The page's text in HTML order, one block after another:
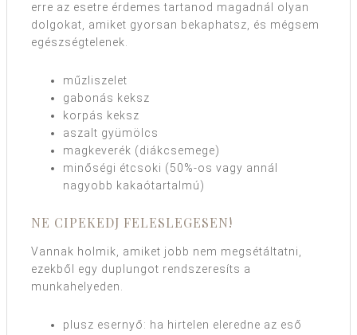
erre az esetre érdemes tartanod magadnál olyan
dolgokat, amiket gyorsan bekaphatsz, és mégsem
egészségtelenek.
műzliszelet
gabonás keksz
korpás keksz
aszalt gyümölcs
magkeverék (diákcsemege)
minőségi étcsoki (50%-os vagy annál
nagyobb kakaótartalmú)
NE CIPEKEDJ FELESLEGESEN!
Vannak holmik, amiket jobb nem megsétáltatni,
ezekből egy duplungot rendszeresíts a
munkahelyeden.
plusz esernyő: ha hirtelen eleredne az eső